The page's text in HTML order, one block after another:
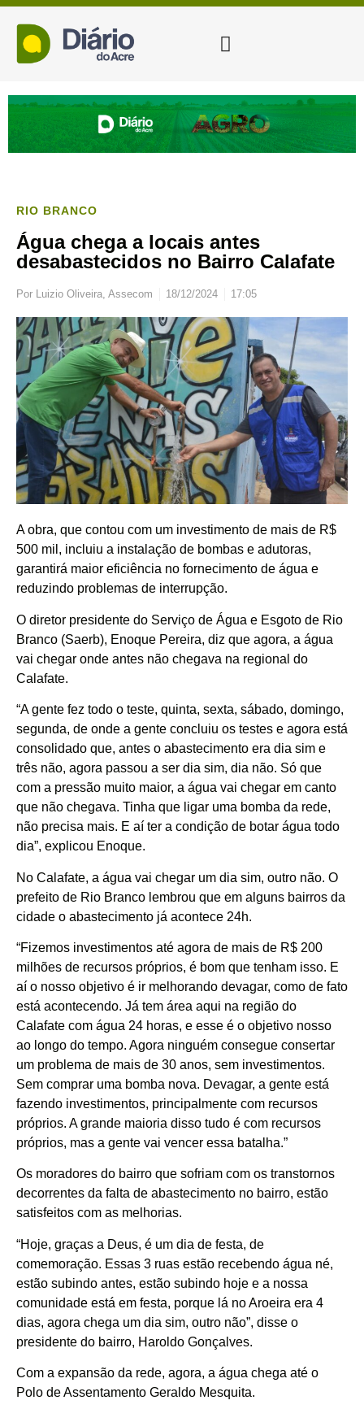
RIO BRANCO
Água chega a locais antes
desabastecidos no Bairro Calafate
Por Luizio Oliveira, Assecom 18/12/2024 17:05
A obra, que contou com um investimento de mais de R$
500 mil, incluiu a instalação de bombas e adutoras,
garantirá maior eficiência no fornecimento de água e
reduzindo problemas de interrupção.
O diretor presidente do Serviço de Água e Esgoto de Rio
Branco (Saerb), Enoque Pereira, diz que agora, a água
vai chegar onde antes não chegava na regional do
Calafate.
“A gente fez todo o teste, quinta, sexta, sábado, domingo,
segunda, de onde a gente concluiu os testes e agora está
consolidado que, antes o abastecimento era dia sim e
três não, agora passou a ser dia sim, dia não. Só que
com a pressão muito maior, a água vai chegar em canto
que não chegava. Tinha que ligar uma bomba da rede,
não precisa mais. E aí ter a condição de botar água todo
dia”, explicou Enoque.
No Calafate, a água vai chegar um dia sim, outro não. O
prefeito de Rio Branco lembrou que em alguns bairros da
cidade o abastecimento já acontece 24h.
“Fizemos investimentos até agora de mais de R$ 200
milhões de recursos próprios, é bom que tenham isso. E
aí o nosso objetivo é ir melhorando devagar, como de fato
está acontecendo. Já tem área aqui na região do
Calafate com água 24 horas, e esse é o objetivo nosso
ao longo do tempo. Agora ninguém consegue consertar
um problema de mais de 30 anos, sem investimentos.
Sem comprar uma bomba nova. Devagar, a gente está
fazendo investimentos, principalmente com recursos
próprios. A grande maioria disso tudo é com recursos
próprios, mas a gente vai vencer essa batalha.”
Os moradores do bairro que sofriam com os transtornos
decorrentes da falta de abastecimento no bairro, estão
satisfeitos com as melhorias.
“Hoje, graças a Deus, é um dia de festa, de
comemoração. Essas 3 ruas estão recebendo água né,
estão subindo antes, estão subindo hoje e a nossa
comunidade está em festa, porque lá no Aroeira era 4
dias, agora chega um dia sim, outro não”, disse o
presidente do bairro, Haroldo Gonçalves.
Com a expansão da rede, agora, a água chega até o
Polo de Assentamento Geraldo Mesquita.